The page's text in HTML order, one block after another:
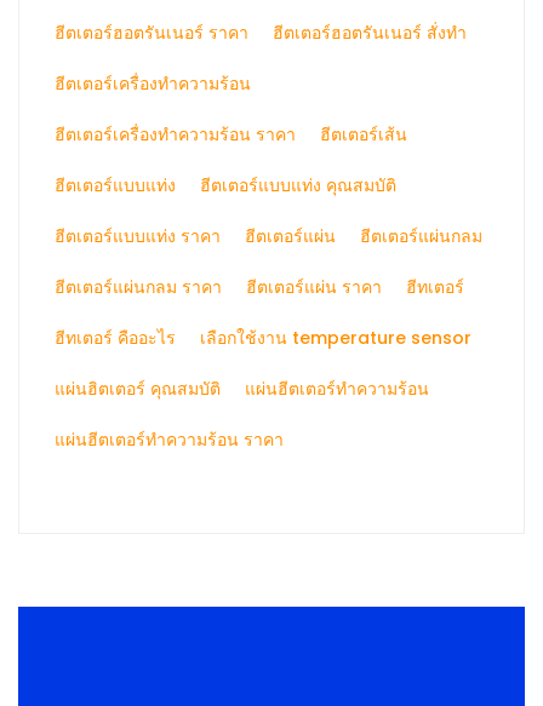
ฮีตเตอร์ฮอตรันเนอร์ ราคา ฮีตเตอร์ฮอตรันเนอร์ สั่งทำ
ฮีตเตอร์เครื่องทำความร้อน
ฮีตเตอร์เครื่องทำความร้อน ราคา ฮีตเตอร์เส้น
ฮีตเตอร์แบบแท่ง ฮีตเตอร์แบบแท่ง คุณสมบัติ
ฮีตเตอร์แบบแท่ง ราคา ฮีตเตอร์แผ่น ฮีตเตอร์แผ่นกลม
ฮีตเตอร์แผ่นกลม ราคา ฮีตเตอร์แผ่น ราคา ฮีทเตอร์
ฮีทเตอร์ คืออะไร เลือกใช้งาน temperature sensor
แผ่นฮิตเตอร์ คุณสมบัติ แผ่นฮีตเตอร์ทำความร้อน
แผ่นฮีตเตอร์ทำความร้อน ราคา